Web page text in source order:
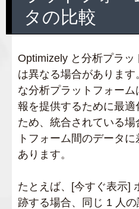
タの比較
Optimizely と分析プラ
は異なる場合がありま
な分析プラットフォー
報を提供するために最
ため、統合されている
トフォーム間のデータ
あります。
たとえば、[今すぐ表示]
跡する場合、同じ 1 人